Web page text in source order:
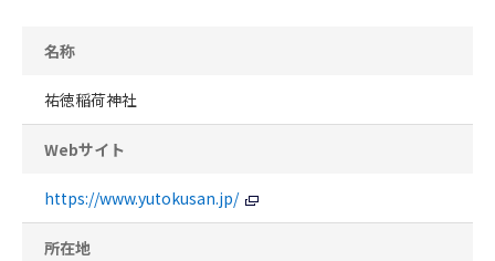
名称
祐徳稲荷神社
Webサイト
https://www.yutokusan.jp/
所在地